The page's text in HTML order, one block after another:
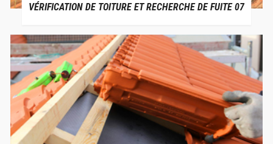
VÉRIFICATION DE TOITURE ET RECHERCHE DE FUITE 07